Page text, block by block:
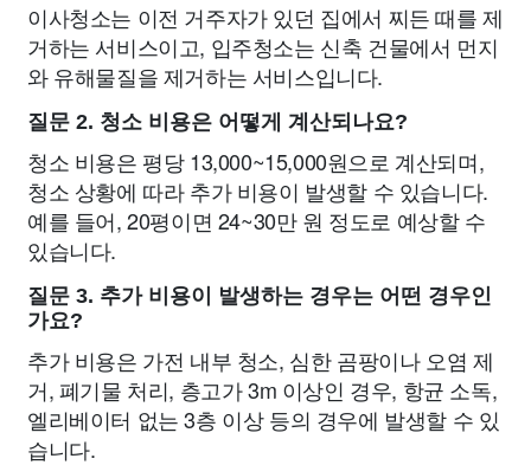
이사청소는 이전 거주자가 있던 집에서 찌든 때를 제
거하는 서비스이고, 입주청소는 신축 건물에서 먼지
와 유해물질을 제거하는 서비스입니다.
질문 2. 청소 비용은 어떻게 계산되나요?
청소 비용은 평당 13,000~15,000원으로 계산되며,
청소 상황에 따라 추가 비용이 발생할 수 있습니다.
예를 들어, 20평이면 24~30만 원 정도로 예상할 수
있습니다.
질문 3. 추가 비용이 발생하는 경우는 어떤 경우인
가요?
추가 비용은 가전 내부 청소, 심한 곰팡이나 오염 제
거, 폐기물 처리, 층고가 3m 이상인 경우, 항균 소독,
엘리베이터 없는 3층 이상 등의 경우에 발생할 수 있
습니다.